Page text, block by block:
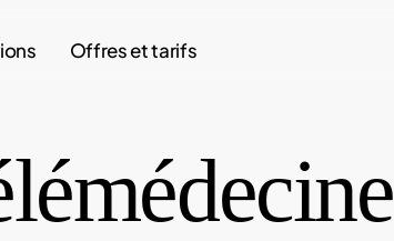
Offres et tarifs